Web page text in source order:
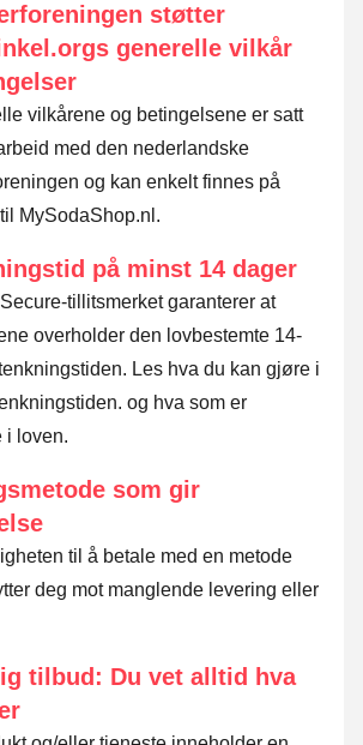
støtter
generelle vilkår
vilkårene og betingelsene er satt
med den nederlandske
og kan enkelt finnes på
MySodaShop.nl.
på minst 14 dager
tillitsmerket garanterer at
overholder den lovbestemte 14-
Les hva du kan gjøre i
og hva som er
i loven.
som gir
til å betale med en metode
deg mot manglende levering eller
tilbud: Du vet alltid hva